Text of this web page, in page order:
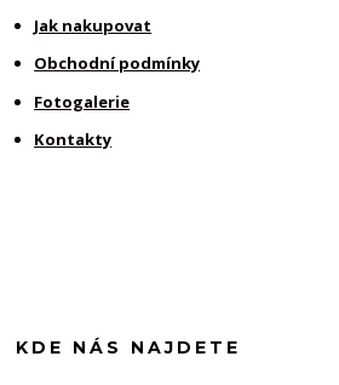
Jak nakupovat
Obchodní podmínky
Fotogalerie
Kontakty
KDE NÁS NAJDETE